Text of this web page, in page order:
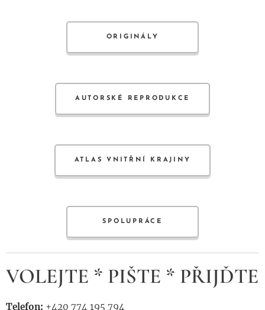
ORIGINÁLY
AUTORSKÉ REPRODUKCE
ATLAS VNITŘNÍ KRAJINY
SPOLUPRÁCE
VOLEJTE * PIŠTE * PŘIJĎTE
Telefon: +420 774 195 794